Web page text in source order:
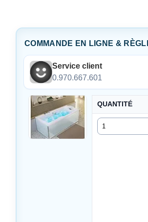
COMMANDE EN LIGNE &
Service client
0.970.667.601
QUANTITÉ
Quantité